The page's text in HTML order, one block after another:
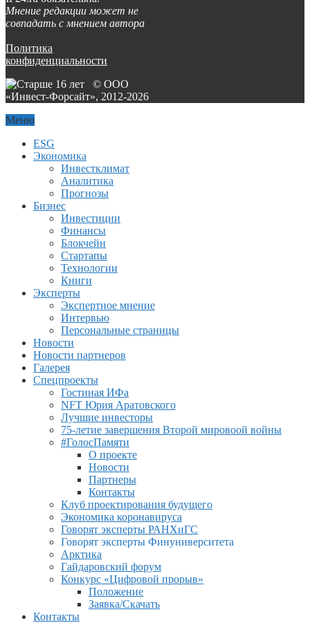
Мнение редакции может не
совпадать с мнением автора
Политика
конфиденциальности
© ООО
«Инвест-Форсайт», 2012-2026
Меню
ESG
Экономика
Инвестклимат
Аналитика
Прогнозы
Бизнес
Инвестиции
Финансы
Блокчейн
Стартапы
Технологии
Книги
Эксперты
Экспертное мнение
Интервью
Персональные страницы
Новости
Новости партнеров
Галерея
Спецпроекты
Гостиная ИФа
NFT Юрия Аратовского
Лучшие инвесторы
75-летие завершения Второй мировоой войны
#ГолосПамяти
О проекте
Новости
Партнеры
Контакты
Клуб проектирования будущего
Экономика коронавируса
Говорят эксперты РАНХиГС
Говорят эксперты Финуниверситета
Арктика
Гайдаровский форум
Конкурс «Цифровой прорыв»
Положение
Заявка/Скачать
Контакты